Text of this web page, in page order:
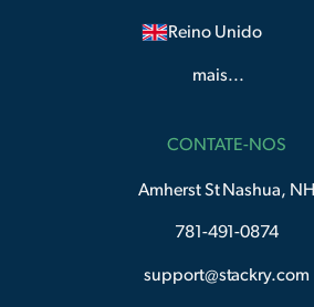
Reino Unido
mais...
CONTATE-NOS
Amherst St Nashua, NH
781-491-0874
support@stackry.com